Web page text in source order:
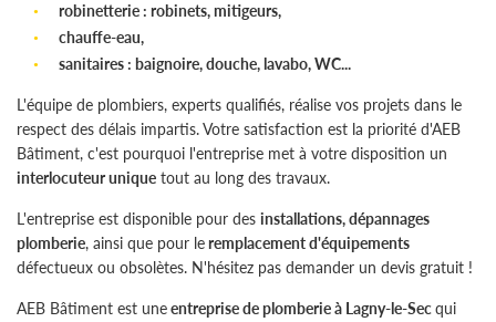
robinetterie : robinets, mitigeurs,
chauffe-eau,
sanitaires : baignoire, douche, lavabo, WC...
L'équipe de plombiers, experts qualifiés, réalise vos projets dans le
respect des délais impartis. Votre satisfaction est la priorité d'AEB
Bâtiment, c'est pourquoi l'entreprise met à votre disposition un
interlocuteur unique tout au long des travaux.
L'entreprise est disponible pour des installations, dépannages
plomberie, ainsi que pour leremplacement d'équipements
défectueux ou obsolètes. N'hésitez pas demander un devis gratuit !
AEB Bâtiment est uneentreprise de plomberie à Lagny-le-Secqui